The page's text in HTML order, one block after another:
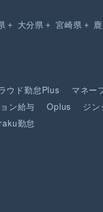
大分県 宮崎県
ウド勤怠Plus マネー
ン給与 Oplus ジン
勤怠